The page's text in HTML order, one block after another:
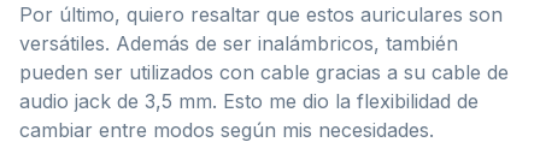
Por último, quiero resaltar que estos auriculares son
versátiles. Además de ser inalámbricos, también
pueden ser utilizados con cable gracias a su cable de
audio jack de 3,5 mm. Esto me dio la flexibilidad de
cambiar entre modos según mis necesidades.